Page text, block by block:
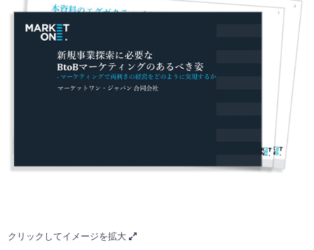
クリックしてイメージを拡大